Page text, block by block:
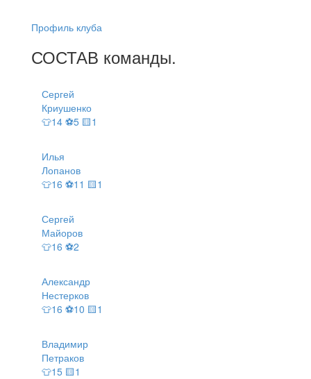
Профиль клуба
СОСТАВ команды.
Сергей
Криушенко
👕14 ⚽5 🟨1
Илья
Лопанов
👕16 ⚽11 🟨1
Сергей
Майоров
👕16 ⚽2
Александр
Нестерков
👕16 ⚽10 🟨1
Владимир
Петраков
👕15 🟨1